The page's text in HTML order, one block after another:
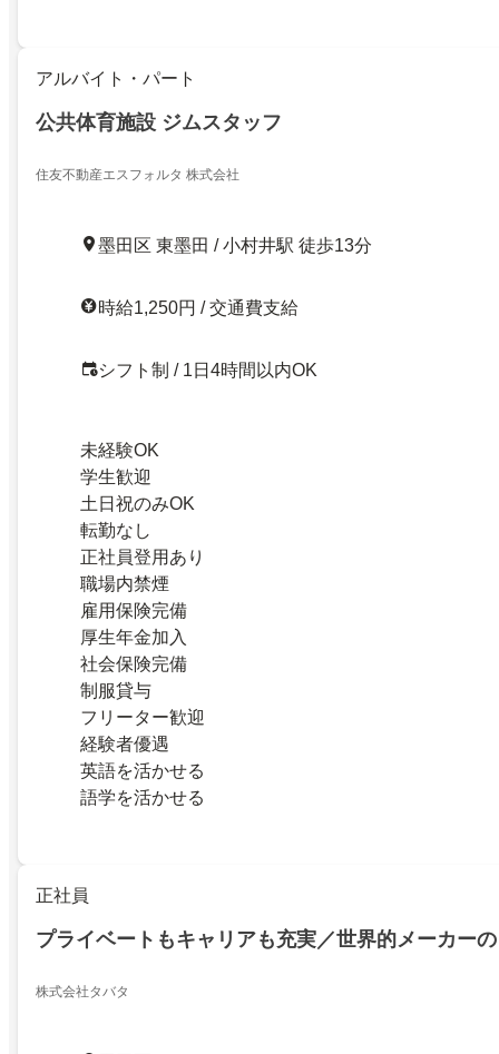
アルバイト・パート
公共体育施設 ジムスタッフ
住友不動産エスフォルタ 株式会社
墨田区 東墨田 / 小村井駅 徒歩13分
時給1,250円 / 交通費支給
シフト制 / 1日4時間以内OK
未経験OK
学生歓迎
土日祝のみOK
転勤なし
正社員登用あり
職場内禁煙
雇用保険完備
厚生年金加入
社会保険完備
制服貸与
フリーター歓迎
経験者優遇
英語を活かせる
語学を活かせる
正社員
プライベートもキャリアも充実／世界的メーカー
株式会社タバタ